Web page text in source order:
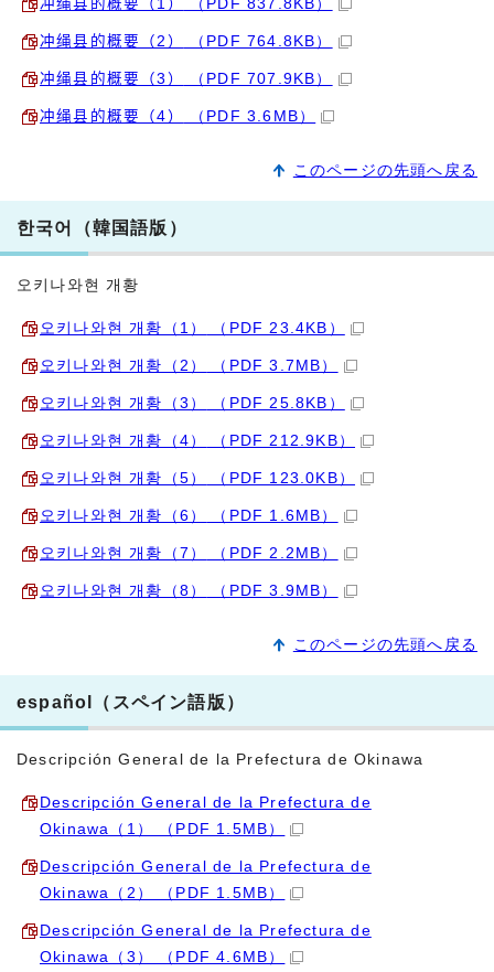
冲绳县的概要（1） （PDF 837.8KB）
冲绳县的概要（2） （PDF 764.8KB）
冲绳县的概要（3） （PDF 707.9KB）
冲绳县的概要（4） （PDF 3.6MB）
このページの先頭へ戻る
한국어（韓国語版）
오키나와현 개황
오키나와현 개황（1） （PDF 23.4KB）
오키나와현 개황（2） （PDF 3.7MB）
오키나와현 개황（3） （PDF 25.8KB）
오키나와현 개황（4） （PDF 212.9KB）
오키나와현 개황（5） （PDF 123.0KB）
오키나와현 개황（6） （PDF 1.6MB）
오키나와현 개황（7） （PDF 2.2MB）
오키나와현 개황（8） （PDF 3.9MB）
このページの先頭へ戻る
español（スペイン語版）
Descripción General de la Prefectura de Okinawa
Descripción General de la Prefectura de
Okinawa（1）
（PDF 1.5MB）
Descripción General de la Prefectura de
Okinawa（2）
（PDF 1.5MB）
Descripción General de la Prefectura de
Okinawa（3）
（PDF 4.6MB）